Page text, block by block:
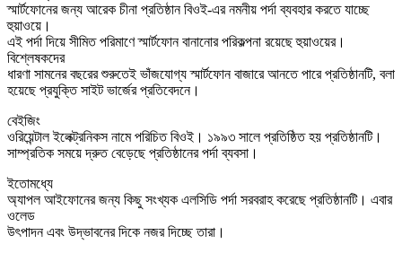
স্মার্টফোনের জন্য আরেক চীনা প্রতিষ্ঠান বিওই-এর নমনীয় পর্দা ব্যবহার করতে যাচ্ছে
হুয়াওয়ে।
এই পর্দা দিয়ে সীমিত পরিমাণে স্মার্টফোন বানানোর পরিকল্পনা রয়েছে হুয়াওয়ের।
বিশ্লেষকদের
ধারণা সামনের বছরের শুরুতেই ভাঁজযোগ্য স্মার্টফোন বাজারে আনতে পারে প্রতিষ্ঠানটি, বলা
হয়েছে প্রযুক্তি সাইট ভার্জের প্রতিবেদনে।
বেইজিং
ওরিয়েন্টাল ইলেক্ট্রনিকস নামে পরিচিত বিওই। ১৯৯৩ সালে প্রতিষ্ঠিত হয় প্রতিষ্ঠানটি।
সাম্প্রতিক সময়ে দ্রুত বেড়েছে প্রতিষ্ঠানের পর্দা ব্যবসা।
ইতোমধ্যে
অ্যাপল আইফোনের জন্য কিছু সংখ্যক এলসিডি পর্দা সরবরাহ করেছে প্রতিষ্ঠানটি। এবার
ওলেড
উৎপাদন এবং উদ্ভাবনের দিকে নজর দিচ্ছে তারা।